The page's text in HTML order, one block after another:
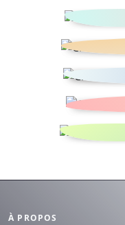
À PROPOS